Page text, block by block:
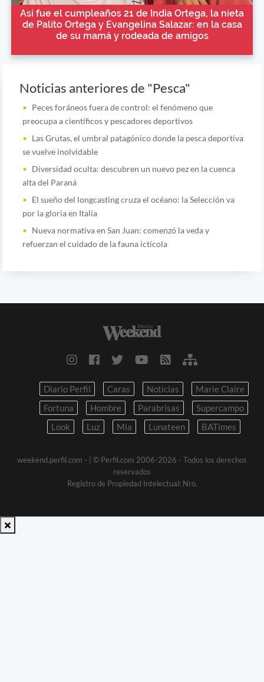
Así fue el cumpleaños 21 de India Ortega, la nieta
de Palito Ortega y Evangelina Salazar: en la casa
de su mamá y rodeada de amigos
Noticias anteriores de "Pesca"
Peces foráneos fuera de control: el fenómeno que
preocupa a científicos y pescadores deportivos
Las Grutas, el umbral patagónico donde la pesca deportiva
se vuelve inolvidable
Diversidad oculta: descubren un nuevo pez en la cuenca
alta del Paraná
El sueño del longcasting cruza el océano: la Selección va
por la gloria en Italia
Nueva normativa en San Juan: comenzó la veda y
refuerzan el cuidado de la fauna ictícola
Diario Perfil Caras Noticias
Marie Claire
Fortuna
Hombre Parabrisas
Supercampo
Look
Luz Mia Lunateen BATimes
weekend.perfil.com -
| © Perfil.com 2006-2026 - Todos los derechos
reservados
Registro de Propiedad Intelectual: Nro.